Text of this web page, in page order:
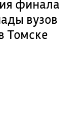
финала
вузов
Томске